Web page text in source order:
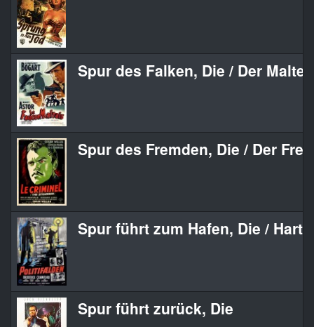
Spur des Falken, Die / Der
Spur des Fremden, Die / Der
Spur führt zum Hafen, Die /
Spur führt zurück, Die